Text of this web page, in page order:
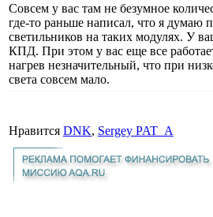
Совсем у вас там не безумное
где-то раньше написал, что я думаю
светильников на таких модулях. У
КПД. При этом у вас еще все
нагрев незначительный, что при
света совсем мало.
Нравится DNK, Sergey PAT_A